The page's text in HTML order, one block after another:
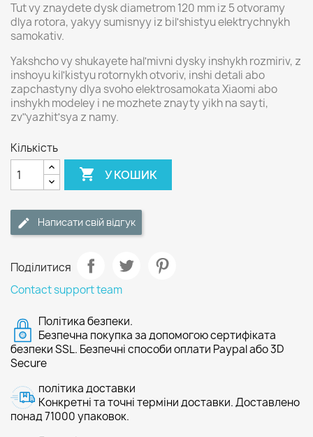
Tut vy znaydete dysk diametrom 120 mm iz 5 otvoramy
dlya rotora, yakyy sumisnyy iz bilʹshistyu elektrychnykh
samokativ.
Yakshcho vy shukayete halʹmivni dysky inshykh rozmiriv, z
inshoyu kilʹkistyu rotornykh otvoriv, inshi detali abo
zapchastyny dlya svoho elektrosamokata Xiaomi abo
inshykh modeley i ne mozhete znayty yikh na sayti,
zvʺyazhitʹsya z namy.
Кількість
 У КОШИК
Написати свій відгук
Поділитися
Contact support team
Політика безпеки.
Безпечна покупка за допомогою сертифіката
безпеки SSL. Безпечні способи оплати Paypal або 3D
Secure
політика доставки
Конкретні та точні терміни доставки. Доставлено
понад 71000 упаковок.